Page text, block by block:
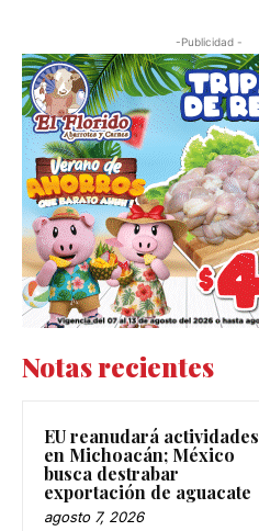
-Publicidad -
Notas recientes
EU reanudará actividades
en Michoacán; México
busca destrabar
exportación de aguacate
agosto 7, 2026